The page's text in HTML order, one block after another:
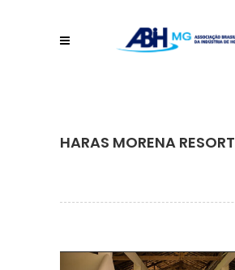
HARAS MORENA RESORT